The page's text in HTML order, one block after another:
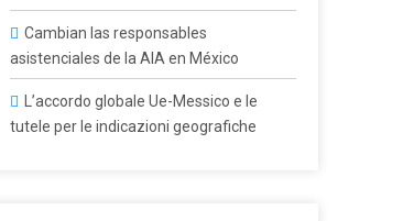
Cambian las responsables
asistenciales de la AIA en México
L’accordo globale Ue-Messico e le
tutele per le indicazioni geografiche